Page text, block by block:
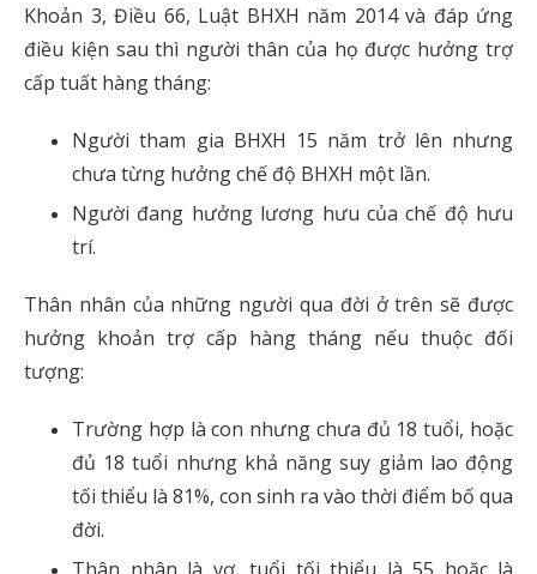
Khoản 3, Điều 66, Luật BHXH năm 2014 và đáp ứng
điều kiện sau thì người thân của họ được hưởng trợ
cấp tuất hàng tháng:
Người tham gia BHXH 15 năm trở lên nhưng
chưa từng hưởng chế độ BHXH một lần.
Người đang hưởng lương hưu của chế độ hưu
trí.
Thân nhân của những người qua đời ở trên sẽ được
hưởng khoản trợ cấp hàng tháng nếu thuộc đối
tượng:
Trường hợp là con nhưng chưa đủ 18 tuổi, hoặc
đủ 18 tuổi nhưng khả năng suy giảm lao động
tối thiểu là 81%, con sinh ra vào thời điểm bố qua
đời.